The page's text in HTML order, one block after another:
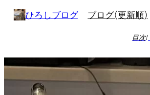
キ
ッ
プ
ひろしブログ ブログ(更新順)
目次/